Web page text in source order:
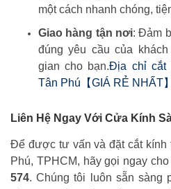
một cách nhanh chóng,
Giao hàng tận nơi: Đảm
đúng yêu cầu của
gian cho bạn.Địa chỉ cắt
Tân Phú【GIÁ RẺ NHẤT
Liên Hệ Ngay Với Cửa Kính
Để được tư vấn và đặt cắt kính
Phú, TPHCM, hãy gọi ngay cho
574. Chúng tôi luôn sẵn sàng